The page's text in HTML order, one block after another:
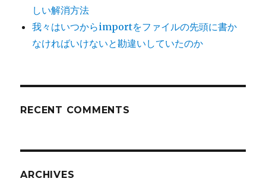
しい解消方法
我々はいつからimportをファイルの先頭に書か
なければいけないと勘違いしていたのか
RECENT COMMENTS
ARCHIVES